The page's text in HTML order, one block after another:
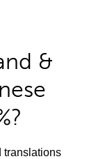
&
translations